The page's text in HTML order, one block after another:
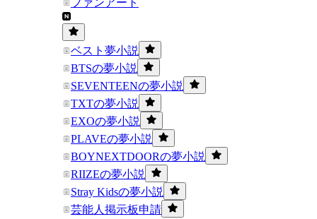
ファンアート
ベスト夢小説
BTSの夢小説
SEVENTEENの夢小説
TXTの夢小説
EXOの夢小説
PLAVEの夢小説
BOYNEXTDOORの夢小説
RIIZEの夢小説
Stray Kidsの夢小説
芸能人掲示板申請